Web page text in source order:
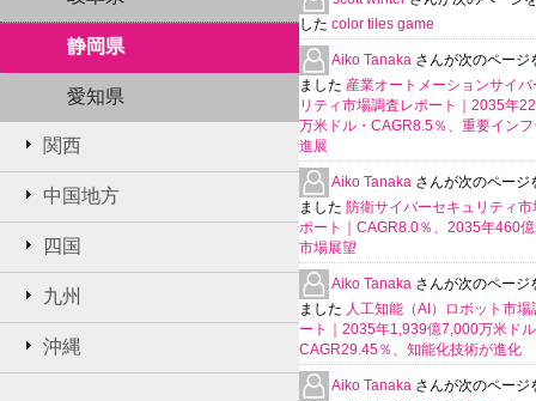
静岡県
愛知県
関西
中国地方
四国
九州
沖縄
した color tiles game
Aiko Tanaka さんが次のページ
ました 産業オートメーションサイ
リティ市場調査レポート｜2035年
万米ドル・CAGR8.5％、重要イン
進展
Aiko Tanaka さんが次のページ
ました 防衛サイバーセキュリティ
ポート｜CAGR8.0％、2035年460
市場展望
Aiko Tanaka さんが次のページ
ました 人工知能（AI）ロボット市場
ート｜2035年1,939億7,000万米ド
CAGR29.45％、知能化技術が進化
Aiko Tanaka さんが次のページ